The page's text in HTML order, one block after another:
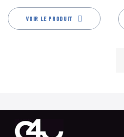
VOIR LE PRODUIT